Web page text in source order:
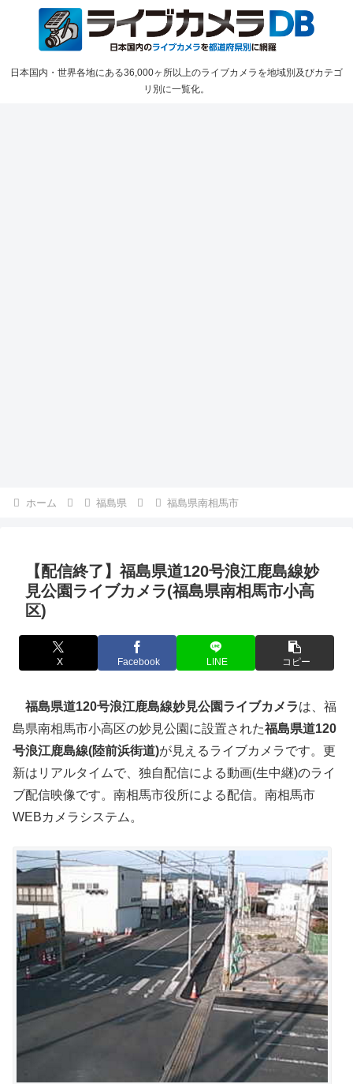
日本国内・世界各地にある36,000ヶ所以上のライブカメラを地域別及びカテゴ
リ別に一覧化。
ホーム 福島県 福島県南相馬市
【配信終了】福島県道120号浪江鹿島線妙
見公園ライブカメラ(福島県南相馬市小高
区)
X Facebook LINE コピー
福島県道120号浪江鹿島線妙見公園ライブカメラは、福
島県南相馬市小高区の妙見公園に設置された福島県道120
号浪江鹿島線(陸前浜街道)が見えるライブカメラです。更
新はリアルタイムで、独自配信による動画(生中継)のライ
ブ配信映像です。南相馬市役所による配信。南相馬市
WEBカメラシステム。